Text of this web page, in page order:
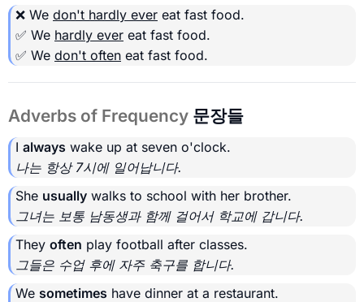
❌ We don't hardly ever eat fast food.
✅ We hardly ever eat fast food.
✅ We don't often eat fast food.
Adverbs of Frequency 문장들
I always wake up at seven o'clock.
나는 항상 7시에 일어납니다.
She usually walks to school with her brother.
그녀는 보통 남동생과 함께 걸어서 학교에 갑니다.
They often play football after classes.
그들은 수업 후에 자주 축구를 합니다.
We sometimes have dinner at a restaurant.